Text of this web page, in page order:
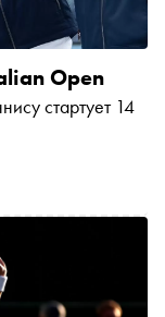
Open
стартует 14